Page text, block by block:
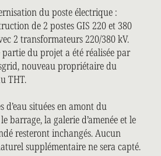
du poste électrique :
de 2 postes GIS 220 et 380
2 transformateurs 220/380 kV.
partie du projet a été réalisée par
nouveau propriétaire du
THT.
d’eau situées en amont du
barrage, la galerie d’amenée et le
resteront inchangés. Aucun
supplémentaire ne sera capté.